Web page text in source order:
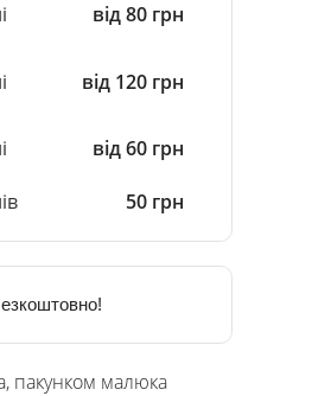
від 80 грн
від 120 грн
від 60 грн
50 грн
пакунком малюка